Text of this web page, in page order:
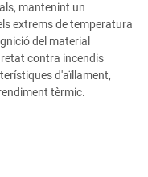
mantenint un
extrems de temperatura
del material
contra incendis
d'aïllament,
tèrmic.